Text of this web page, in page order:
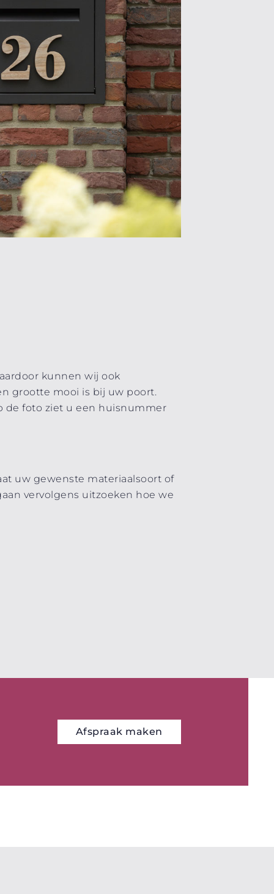
kunnen wij ook
grootte mooi is bij uw poort.
de foto ziet u een huisnummer
uw gewenste materiaalsoort of
vervolgens uitzoeken hoe we
Afspraak maken